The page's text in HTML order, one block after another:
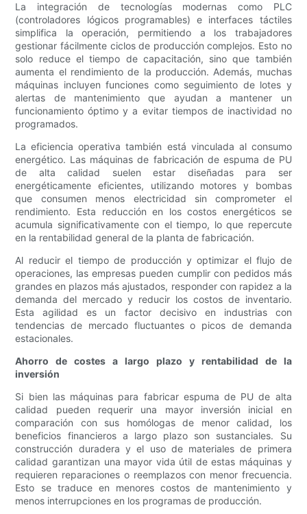
La integración de tecnologías modernas como PLC
(controladores lógicos programables) e interfaces táctiles
simplifica la operación, permitiendo a los trabajadores
gestionar fácilmente ciclos de producción complejos. Esto no
solo reduce el tiempo de capacitación, sino que también
aumenta el rendimiento de la producción. Además, muchas
máquinas incluyen funciones como seguimiento de lotes y
alertas de mantenimiento que ayudan a mantener un
funcionamiento óptimo y a evitar tiempos de inactividad no
programados.
La eficiencia operativa también está vinculada al consumo
energético. Las máquinas de fabricación de espuma de PU
de alta calidad suelen estar diseñadas para ser
energéticamente eficientes, utilizando motores y bombas
que consumen menos electricidad sin comprometer el
rendimiento. Esta reducción en los costos energéticos se
acumula significativamente con el tiempo, lo que repercute
en la rentabilidad general de la planta de fabricación.
Al reducir el tiempo de producción y optimizar el flujo de
operaciones, las empresas pueden cumplir con pedidos más
grandes en plazos más ajustados, responder con rapidez a la
demanda del mercado y reducir los costos de inventario.
Esta agilidad es un factor decisivo en industrias con
tendencias de mercado fluctuantes o picos de demanda
estacionales.
Ahorro de costes a largo plazo y rentabilidad de la
inversión
Si bien las máquinas para fabricar espuma de PU de alta
calidad pueden requerir una mayor inversión inicial en
comparación con sus homólogas de menor calidad, los
beneficios financieros a largo plazo son sustanciales. Su
construcción duradera y el uso de materiales de primera
calidad garantizan una mayor vida útil de estas máquinas y
requieren reparaciones o reemplazos con menor frecuencia.
Esto se traduce en menores costos de mantenimiento y
menos interrupciones en los programas de producción.